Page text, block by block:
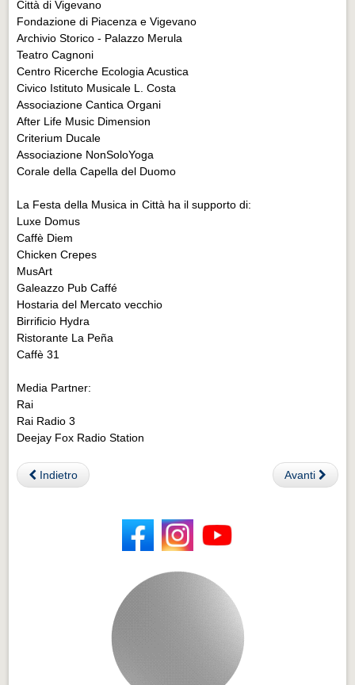
Città di Vigevano
Fondazione di Piacenza e Vigevano
Archivio Storico - Palazzo Merula
Teatro Cagnoni
Centro Ricerche Ecologia Acustica
Civico Istituto Musicale L. Costa
Associazione Cantica Organi
After Life Music Dimension
Criterium Ducale
Associazione NonSoloYoga
Corale della Capella del Duomo
La Festa della Musica in Città ha il supporto di:
Luxe Domus
Caffè Diem
Chicken Crepes
MusArt
Galeazzo Pub Caffé
Hostaria del Mercato vecchio
Birrificio Hydra
Ristorante La Peña
Caffè 31
Media Partner:
Rai
Rai Radio 3
Deejay Fox Radio Station
Indietro Avanti